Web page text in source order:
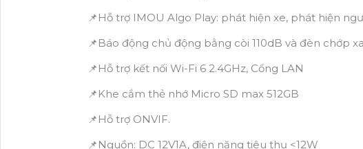
📌Hỗ trợ IMOU Algo Play: phát hiện xe, phát hiện
📌Báo động chủ động bằng còi 110dB và đèn chớp
📌Hỗ trợ kết nối Wi-Fi 6 2.4GHz, Cổng LAN
📌Khe cắm thẻ nhớ Micro SD max 512GB
📌Hỗ trợ ONVIF.
📌Nguồn: DC 12V1A, điện năng tiêu thụ <12W